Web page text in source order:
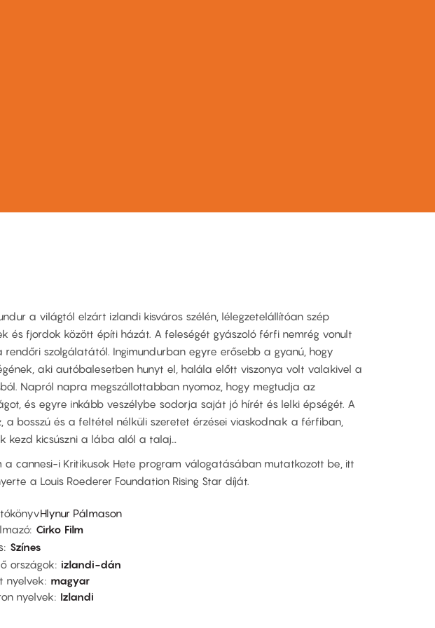
a világtól elzárt izlandi kisváros szélén, lélegzetelállítóan szép
és fjordok között építi házát. A feleségét gyászoló férfi nemrég vonult
rendőri szolgálatától. Ingimundurban egyre erősebb a gyanú, hogy
aki autóbalesetben hunyt el, halála előtt viszonya volt valakivel a
Napról napra megszállottabban nyomoz, hogy megtudja az
és egyre inkább veszélybe sodorja saját jó hírét és lelki épségét. A
a bosszú és a feltétel nélküli szeretet érzései viaskodnak a férfiban,
kezd kicsúszni a lába alól a talaj…
a cannesi-i Kritikusok Hete program válogatásában mutatkozott be, itt
a Louis Roederer Foundation Rising Star díját.
Hlynur Pálmason
Cirko Film
Színes
országok
izlandi-dán
nyelvek
magyar
nyelvek
Izlandi